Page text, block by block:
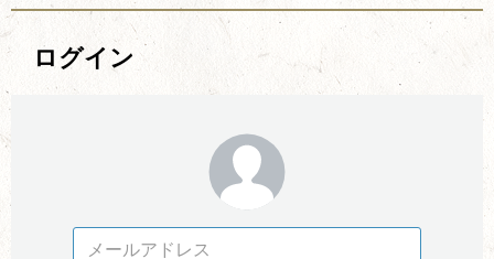
ログイン